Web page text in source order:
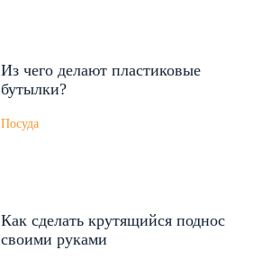
Из чего делают пластиковые
бутылки?
Посуда
Как сделать крутящийся поднос
своими руками